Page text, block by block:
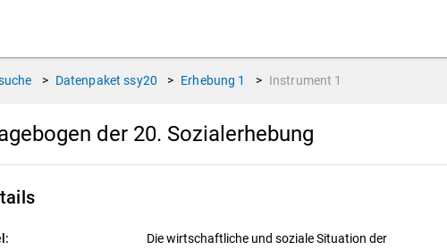
> Datenpaket ssy20 > Erhebung 1 > Instrument 1
der 20. Sozialerhebung
Die wirtschaftliche und soziale Situation der